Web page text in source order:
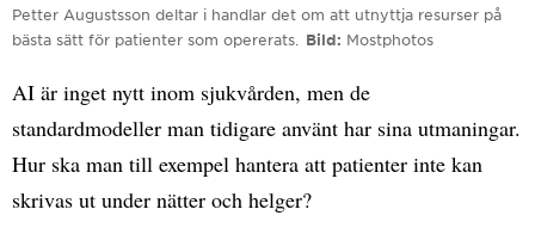
Petter Augustsson deltar i handlar det om att utnyttja resurser på
bästa sätt för patienter som opererats.
Bild Mostphotos
AI är inget nytt inom sjukvården, men de
standardmodeller man tidigare använt har sina utmaningar.
Hur ska man till exempel hantera att patienter inte kan
skrivas ut under nätter och helger?